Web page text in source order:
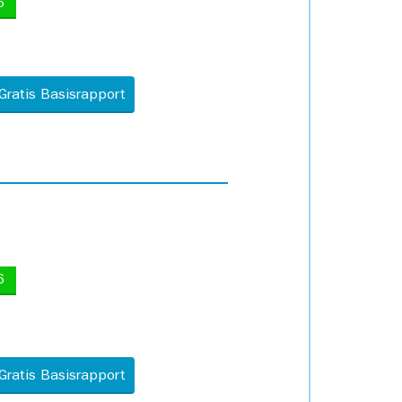
Basisrapport
Basisrapport